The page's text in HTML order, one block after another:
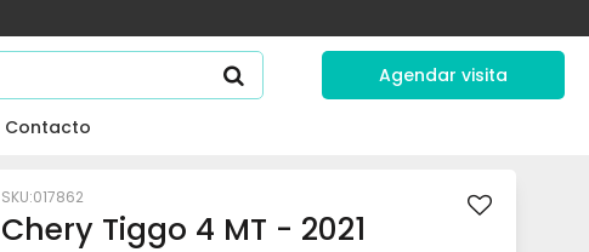
Contacto
Agendar visita
017862
Chery Tiggo 4 MT - 2021